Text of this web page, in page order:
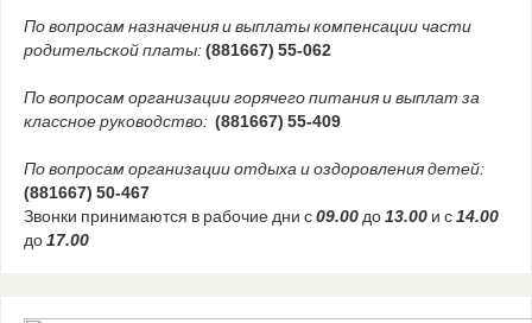
По вопросам назначения и выплаты компенсации части
родительской платы:(881667) 55-062
По вопросам организации горячего питания и выплат за
классное руководство:(881667) 55-409
По вопросам организации отдыха и оздоровления детей:
(881667) 50-467
Звонки принимаются в рабочие дни с09.00до13.00и с14.00
до17.00